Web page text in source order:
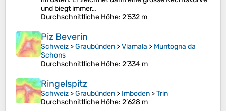
und biegt immer…
Durchschnittliche Höhe: 2’532 m
Piz Beverin
Schweiz >Graubünden >Viamala > Muntogna da
Schons
Durchschnittliche Höhe: 2’334 m
Ringelspitz
Schweiz >Graubünden > Imboden >Trin
Durchschnittliche Höhe: 2’628 m